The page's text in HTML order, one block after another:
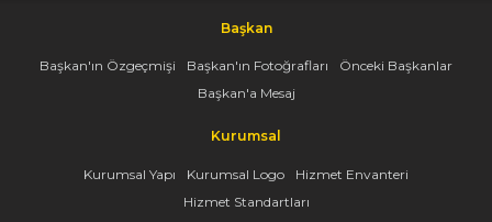
Başkan
Başkan'ın Özgeçmişi Başkan'ın Fotoğrafları
Önceki Başkanlar
Başkan'a Mesaj
Kurumsal
Kurumsal Yapı Kurumsal Logo
Hizmet Envanteri
Hizmet Standartları